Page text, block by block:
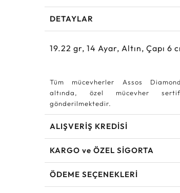
DETAYLAR
19.22gr,14Ayar, Altın, Çapı 6
Tüm mücevherler Assos
altında, özel mücevher
gönderilmektedir.
ALIŞVERİŞ KREDİSİ
KARGO ve ÖZEL SİGORTA
ÖDEME SEÇENEKLERİ